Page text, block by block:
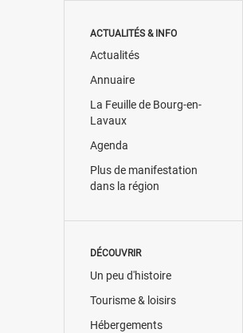
ACTUALITÉS & INFO
Actualités
Annuaire
La Feuille de Bourg-en-
Lavaux
Agenda
Plus de manifestation
dans la région
DÉCOUVRIR
Un peu d'histoire
Tourisme & loisirs
Hébergements